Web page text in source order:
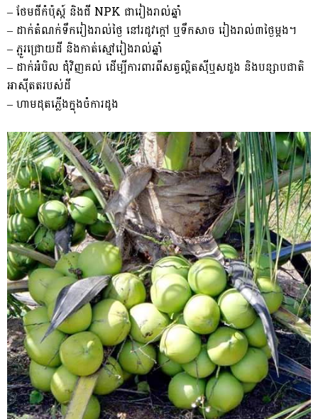
– ថែមជីកំប៉ុស្ត៍ និងជី NPK ជារៀងរាល់ឆ្នាំ
– ដាក់តំណក់ទឹករៀងរាល់ថ្ងៃ នៅរដូវក្តៅ ឬទឹកសាច រៀងរាល់៣ថ្ងៃម្តង។
– ភ្ជួរជ្រោយដី និងកាត់ស្មៅរៀងរាល់ឆ្នាំ
– ដាក់អំបិល ជុំវិញគល់ ដើម្បីការពារពីសត្វល្អិតស៊ីឬសដួង និងបន្សាបជាតិ
អាស៊ីតតរបស់ដី
– ហាមដុតភ្លើងក្នុងចំការដូង